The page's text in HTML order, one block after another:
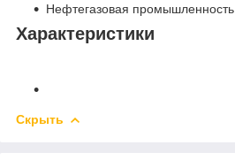
Нефтегазовая промышленность
Характеристики
Скрыть